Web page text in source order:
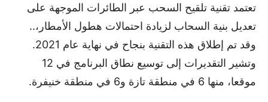
تعتمد تقنية تلقيح السحب عبر الطائرات الموجهة على
تعديل بنية السحاب لزيادة احتمالات هطول الأمطار،..
وقد تم إطلاق هذه التقنية بنجاح في نهاية عام 2021.
وتشير التقديرات إلى توسيع نطاق البرنامج في 12
موقعا، منها 6 في منطقة تازة و6 في منطقة خنيفرة.